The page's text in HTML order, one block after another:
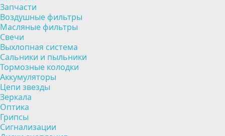
Запчасти
Воздушные фильтры
Масляные фильтры
Свечи
Выхлопная система
Сальники и пыльники
Тормозные колодки
Аккумуляторы
Цепи звезды
Зеркала
Оптика
Грипсы
Сигнализации